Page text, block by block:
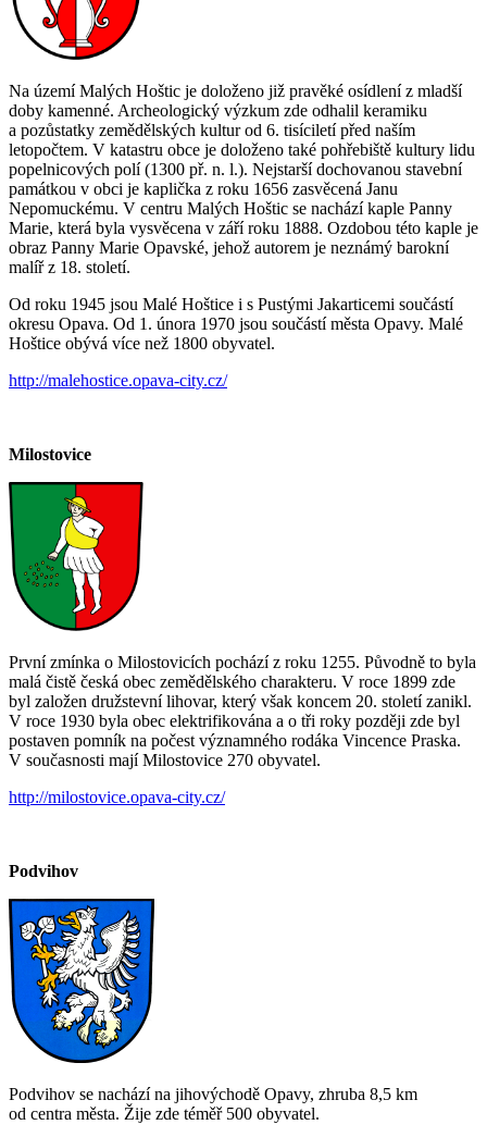
Na území Malých Hoštic je doloženo již pravěké osídlení z mladší
doby kamenné. Archeologický výzkum zde odhalil keramiku
a pozůstatky zemědělských kultur od 6. tisíciletí před naším
letopočtem. V katastru obce je doloženo také pohřebiště kultury lidu
popelnicových polí (1300 př. n. l.). Nejstarší dochovanou stavební
památkou v obci je kaplička z roku 1656 zasvěcená Janu
Nepomuckému. V centru Malých Hoštic se nachází kaple Panny
Marie, která byla vysvěcena v září roku 1888. Ozdobou této kaple je
obraz Panny Marie Opavské, jehož autorem je neznámý barokní
malíř z 18. století.
Od roku 1945 jsou Malé Hoštice i s Pustými Jakarticemi součástí
okresu Opava. Od 1. února 1970 jsou součástí města Opavy. Malé
Hoštice obývá více než 1800 obyvatel.
http://malehostice.opava-city.cz/
Milostovice
První zmínka o Milostovicích pochází z roku 1255. Původně to byla
malá čistě česká obec zemědělského charakteru. V roce 1899 zde
byl založen družstevní lihovar, který však koncem 20. století zanikl.
V roce 1930 byla obec elektrifikována a o tři roky později zde byl
postaven pomník na počest významného rodáka Vincence Praska.
V současnosti mají Milostovice 270 obyvatel.
http://milostovice.opava-city.cz/
Podvihov
Podvihov se nachází na jihovýchodě Opavy, zhruba 8,5 km
od centra města. Žije zde téměř 500 obyvatel.